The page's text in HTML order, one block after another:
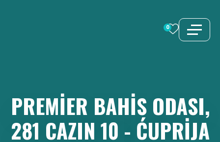
0
PREMIER BAHIS ODASI,
281 CAZIN 10 - ĆUPRIJA